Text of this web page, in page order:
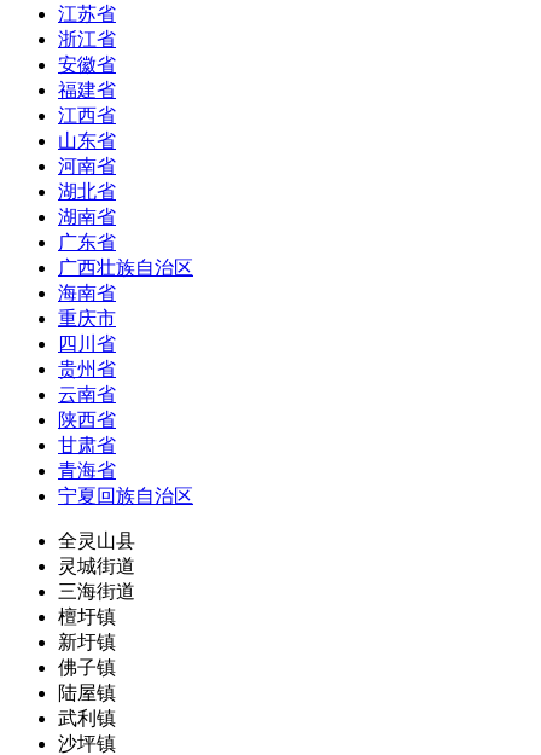
江苏省
浙江省
安徽省
福建省
江西省
山东省
河南省
湖北省
湖南省
广东省
广西壮族自治区
海南省
重庆市
四川省
贵州省
云南省
陕西省
甘肃省
青海省
宁夏回族自治区
全灵山县
灵城街道
三海街道
檀圩镇
新圩镇
佛子镇
陆屋镇
武利镇
沙坪镇